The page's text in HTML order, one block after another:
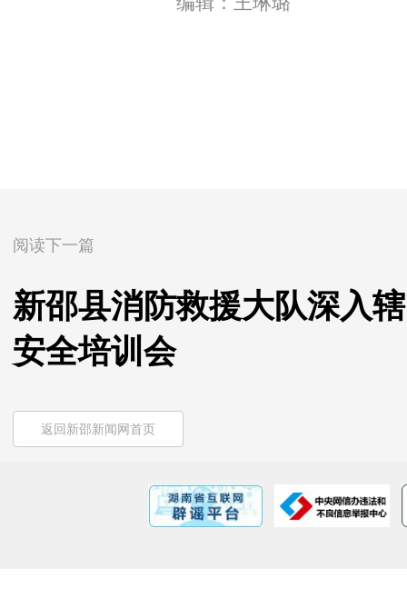
阅读下一篇
新邵县消防救援大队深入
安全培训会
返回新邵新闻网首页